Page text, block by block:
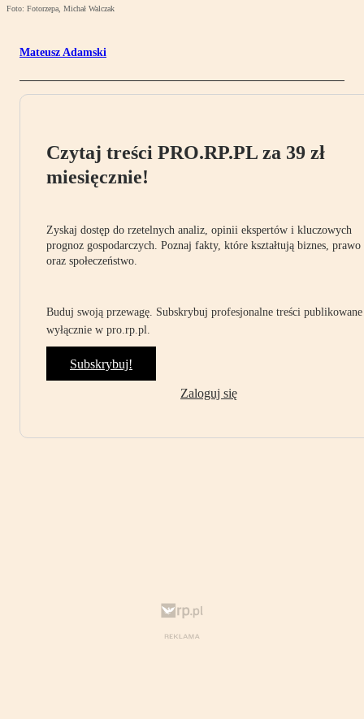
Foto: Fotorzepa, Michał Walczak
Mateusz Adamski
Czytaj treści PRO.RP.PL za 39 zł
miesięcznie!
Zyskaj dostęp do rzetelnych analiz, opinii ekspertów i kluczowych
prognoz gospodarczych. Poznaj fakty, które kształtują biznes, prawo
oraz społeczeństwo.
Buduj swoją przewagę. Subskrybuj profesjonalne treści publikowane
wyłącznie w pro.rp.pl.
Subskrybuj!
Zaloguj się